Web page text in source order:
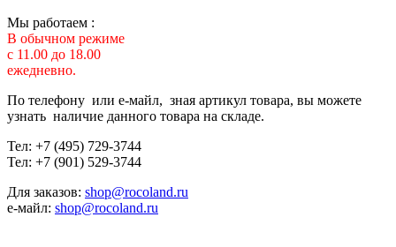
Мы работаем :
В обычном режиме
с 11.00 до 18.00
ежедневно.
По телефону или е-майл, зная артикул товара, вы можете
узнать наличие данного товара на складе.
Тел: +7 (495) 729-3744
Тел: +7 (901) 529-3744
Для заказов: shop@rocoland.ru
е-майл: shop@rocoland.ru